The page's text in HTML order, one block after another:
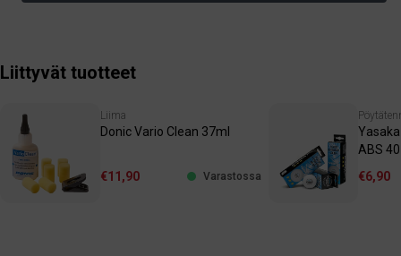
Liittyvät tuotteet
Liima
Donic Vario Clean 37ml
€11,90 Varastossa
ABS
€6,90